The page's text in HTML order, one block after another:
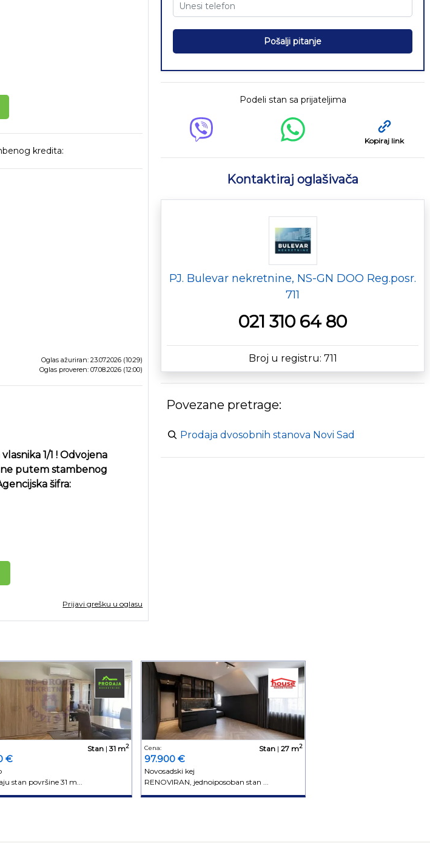
kredita:
Oglas ažuriran: 23.07.2026 (10:29)
Oglas proveren: 07.08.2026 (12:00)
1/1 ! Odvojena
putem stambenog
šifra:
Prijavi grešku u oglasu
Pošalji pitanje
Podeli stan sa prijateljima
Kopiraj link
Kontaktiraj oglašivača
PJ. Bulevar nekretnine, NS-GN DOO Reg.posr.
711
021 310 64 80
Broj u registru: 711
Povezane pretrage:
Prodaja dvosobnih stanova Novi Sad
€
Stan|31 m2
stan površine 31 m...
Cena:
97.900 €
Stan| 27 m2
Novosadski kej
RENOVIRAN, jednoiposoban stan ...